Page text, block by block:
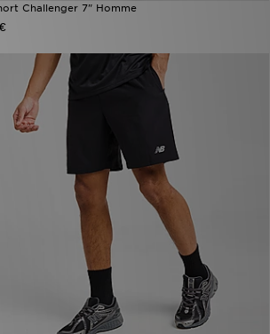
Challenger 7" Homme